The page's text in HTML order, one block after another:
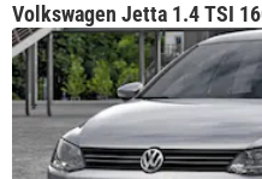
Volkswagen Jetta 1.4 TSI